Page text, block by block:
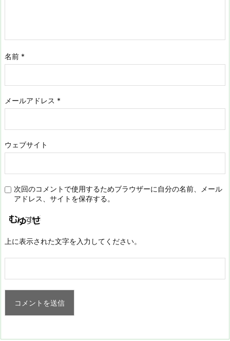
名前 *
メールアドレス *
ウェブサイト
次回のコメントで使用するためブラウザーに自分の名前、メール
アドレス、サイトを保存する。
上に表示された文字を入力してください。